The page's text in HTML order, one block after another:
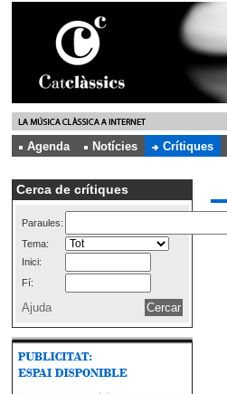
Agenda
Notícies Crítiques
Cerca de crítiques
Paraules:
Tema:
Inici:
Fí:
Ajuda